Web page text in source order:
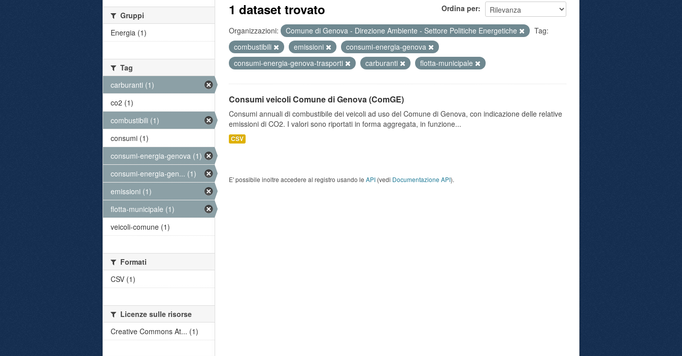
Ordina per
1 dataset trovato
Organizzazioni: Comune di Genova - Direzione Ambiente - Settore Politiche Energetiche
Tag:
combustibili
emissioni
consumi-energia-genova
consumi-energia-genova-trasporti
carburanti flotta-municipale
Consumi veicoli Comune di Genova (ComGE)
Consumi annuali di combustibile dei veicoli ad uso del Comune di Genova, con indicazione delle relative
emissioni di CO2. I valori sono riportati in forma aggregata, in funzione...
CSV
E' possibile inoltre accedere al registro usando le API (vedi Documentazione API).
Gruppi
Energia (1)
Tag
carburanti (1)
co2 (1)
combustibili (1)
consumi (1)
consumi-energia-genova (1)
consumi-energia-gen... (1)
emissioni (1)
flotta-municipale (1)
veicoli-comune (1)
Formati
CSV (1)
Licenze sulle risorse
Creative Commons At... (1)